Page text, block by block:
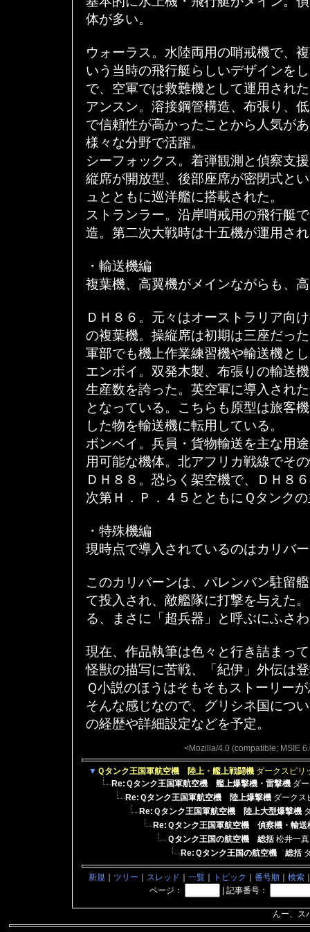
体が多い。
ウォーラス。水陸両用の哨戒機で、
いう当時の飛行艇らしいデザインを
で、空軍では救難機として運用され
アンスン。溶接鋼管構造、布張り、
で信頼性が高かったことから人気が
様々な分野で活躍。
シーフォックス。着弾観測と偵察支
縦席が開放型、後部座席が密閉式と
ュとともに巡洋艦に搭載された。
ストランラー。沿岸哨戒用の飛行艇
造。第二次大戦時は十五機が運用さ
・輸送機編
複葉機、高翼機がメインながらも、
ＤＨ８６。元々はオーストラリア向
の複葉機。操縦席は初期は三座だっ
軍部でも機上作業練習機や輸送機と
エンボイ。双発木製、布張りの輸送
生産数を誇った。英空軍に導入され
となっている。こちらも原型は旅客
した物を輸送機に転用している。
ボンベイ。兵員・貨物輸送を主な用
用可能な機体。北アフリカ戦線でそ
ＤＨ８８。恐らく架空機で、ＤＨ８
次第Ｈ．Ｐ．４５とともにＱタンク
・特殊機編
現時点で導入されているのはカリバ
このカリバーンは、パレンバン駐留
て投入され、敵艦隊に打撃を与えた
る、まさに「超兵器」と呼ぶにふさ
現在、作品執筆は色々と行き詰まっ
怪獣の描写に苦戦、「紀伊」外伝は
Ｑ小説のほうはそもそもストーリー
そんな感じなので、グリシネ国につ
の経歴や詳細設定などを予定。
<Mozilla/4.0 (compatible; MSIE
▼ Ｑタンク王国軍航空機 陸上・艦上戦闘機 ダークスピリ
Re:Ｑタンク王国軍航空機 艦上爆撃機・雷撃機 ダ
Re:Ｑタンク王国軍航空機 陸上爆撃機 ダーク
Re:Ｑタンク王国軍航空機 陸上大型爆撃機
Re:Ｑタンク王国軍航空機 偵察機・輸
Ｑタンク王国の航空機 総括松井一
Re:Ｑタンク王国の航空機 総括
新規 ツリー スレッド 一覧 トピック 番号順 検索
ページ：
記事番号：
んー、ス